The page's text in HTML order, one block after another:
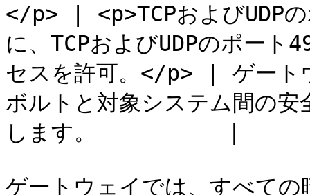
</p> | <p>TCPおよびUDP
に、TCPおよびUDPのポー
セスを許可。</p> | ゲート
ボルトと対象システム間の安
します。          |
ゲートウェイでは、すべて